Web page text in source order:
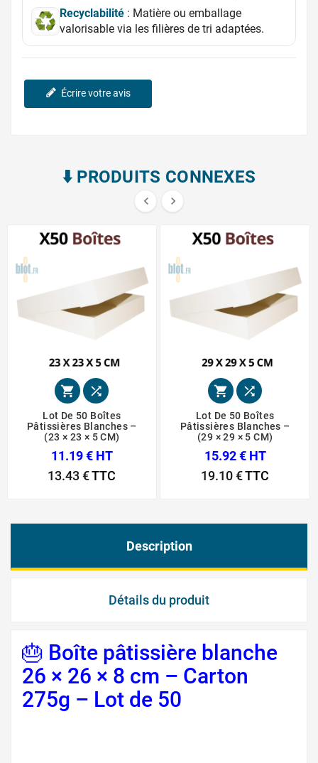
Recyclabilité : Matière ou emballage
valorisable via les filières de tri adaptées.
Écrire votre avis
⬇️​ PRODUITS CONNEXES
 
 
Lot De 50 Boîtes
Pâtissières Blanches –
(23 × 23 × 5 CM)
11.19 € HT
13.43 €TTC
 
Lot De 50 Boîtes
Pâtissières Blanches –
(29 × 29 × 5 CM)
15.92 € HT
19.10 €TTC
Description
Détails du produit
🎂 Boîte pâtissière blanche
26 × 26 × 8 cm – Carton
275g – Lot de 50